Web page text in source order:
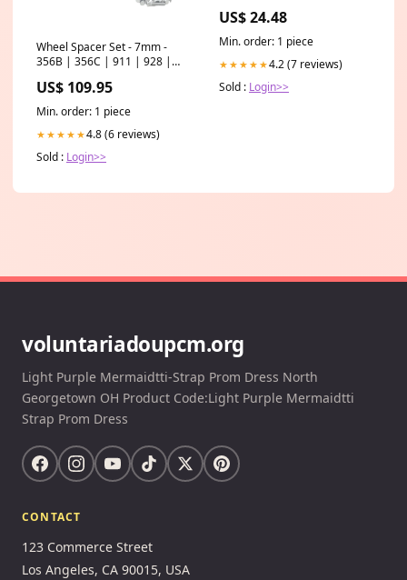
Wheel Spacer Set - 7mm -
356B | 356C | 911 | 928 |
955.331.077.21
US$ 109.95
Min. order: 1 piece
★★★★★4.8 (6 reviews)
Sold : Login>>
US$ 24.48
Min. order: 1 piece
★★★★★4.2 (7 reviews)
Sold : Login>>
voluntariadoupcm.org
Light Purple Mermaidtti-Strap Prom Dress North
Georgetown OH Product Code:Light Purple Mermaidtti
Strap Prom Dress
CONTACT
123 Commerce Street
Los Angeles, CA 90015, USA